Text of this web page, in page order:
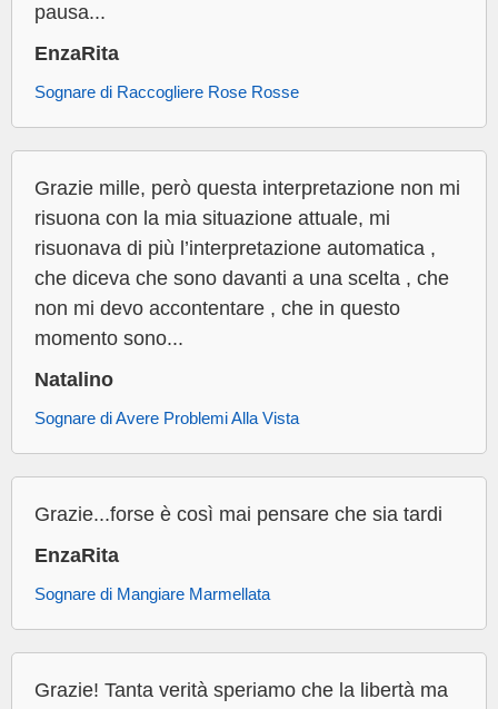
pausa...
EnzaRita
Sognare di Raccogliere Rose Rosse
Grazie mille, però questa interpretazione non mi
risuona con la mia situazione attuale, mi
risuonava di più l’interpretazione automatica ,
che diceva che sono davanti a una scelta , che
non mi devo accontentare , che in questo
momento sono...
Natalino
Sognare di Avere Problemi Alla Vista
Grazie...forse è così mai pensare che sia tardi
EnzaRita
Sognare di Mangiare Marmellata
Grazie! Tanta verità speriamo che la libertà ma